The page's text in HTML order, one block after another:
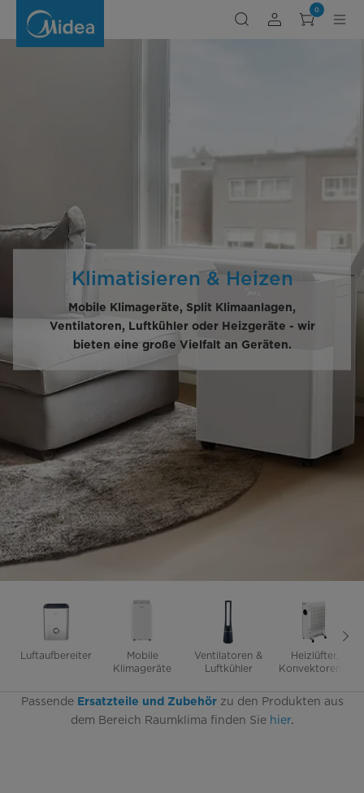
0
Klimatisieren & Heizen
Mobile Klimageräte, Split Klimaanlagen,
Ventilatoren, Luftkühler oder Heizgeräte - wir
bieten eine große Vielfalt an Geräten.
Luftaufbereiter
Mobile
Klimageräte
Ventilatoren &
Luftkühler
Heizlüfter,
Konvektoren &
Passende Ersatzteile und Zubehör zu den Produkten aus
dem Bereich Raumklima finden Sie hier.